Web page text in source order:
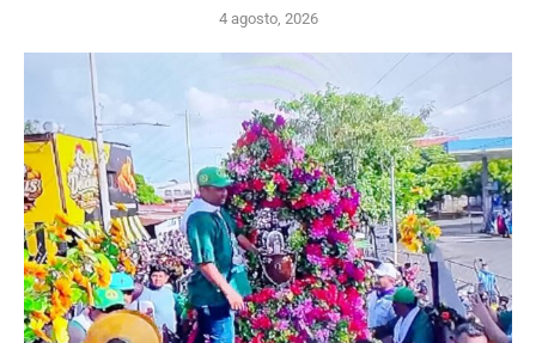
4 agosto, 2026